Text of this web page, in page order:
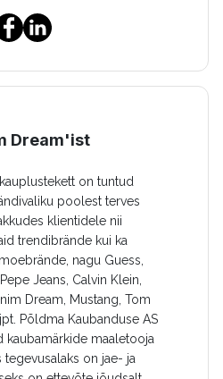
Dream'ist
on tuntud
poolest terves
klientidele nii
trendibrände kui ka
nagu Guess,
Jeans, Calvin Klein,
Dream, Mustang, Tom
Põldma Kaubanduse AS
maaletooja
tegevusalaks on jae- ja